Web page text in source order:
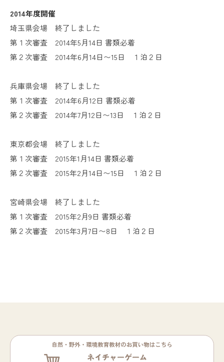
2014年度開催
埼玉県会場 終了しました
第１次審査 2014年5月14日 書類必着
第２次審査 2014年6月14日〜15日 １泊２日
兵庫県会場 終了しました
第１次審査 2014年6月12日 書類必着
第２次審査 2014年7月12日〜13日 １泊２日
東京都会場 終了しました
第１次審査 2015年1月14日 書類必着
第２次審査 2015年2月14日〜15日 １泊２日
宮崎県会場 終了しました
第１次審査 2015年2月9日 書類必着
第２次審査 2015年3月7日〜8日 １泊２日